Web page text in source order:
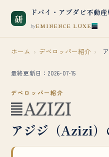
研
ドバイ・アブダビ不動
byEMINENCE LUXE
ホーム › デベロッパー紹介 ›
最終更新日：2026-07-15
デベロッパー紹介
アジジ（Azizi）